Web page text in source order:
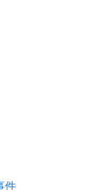
件